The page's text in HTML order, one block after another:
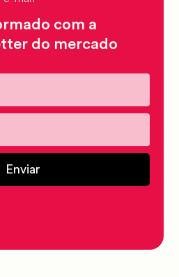
com a
do mercado
Enviar